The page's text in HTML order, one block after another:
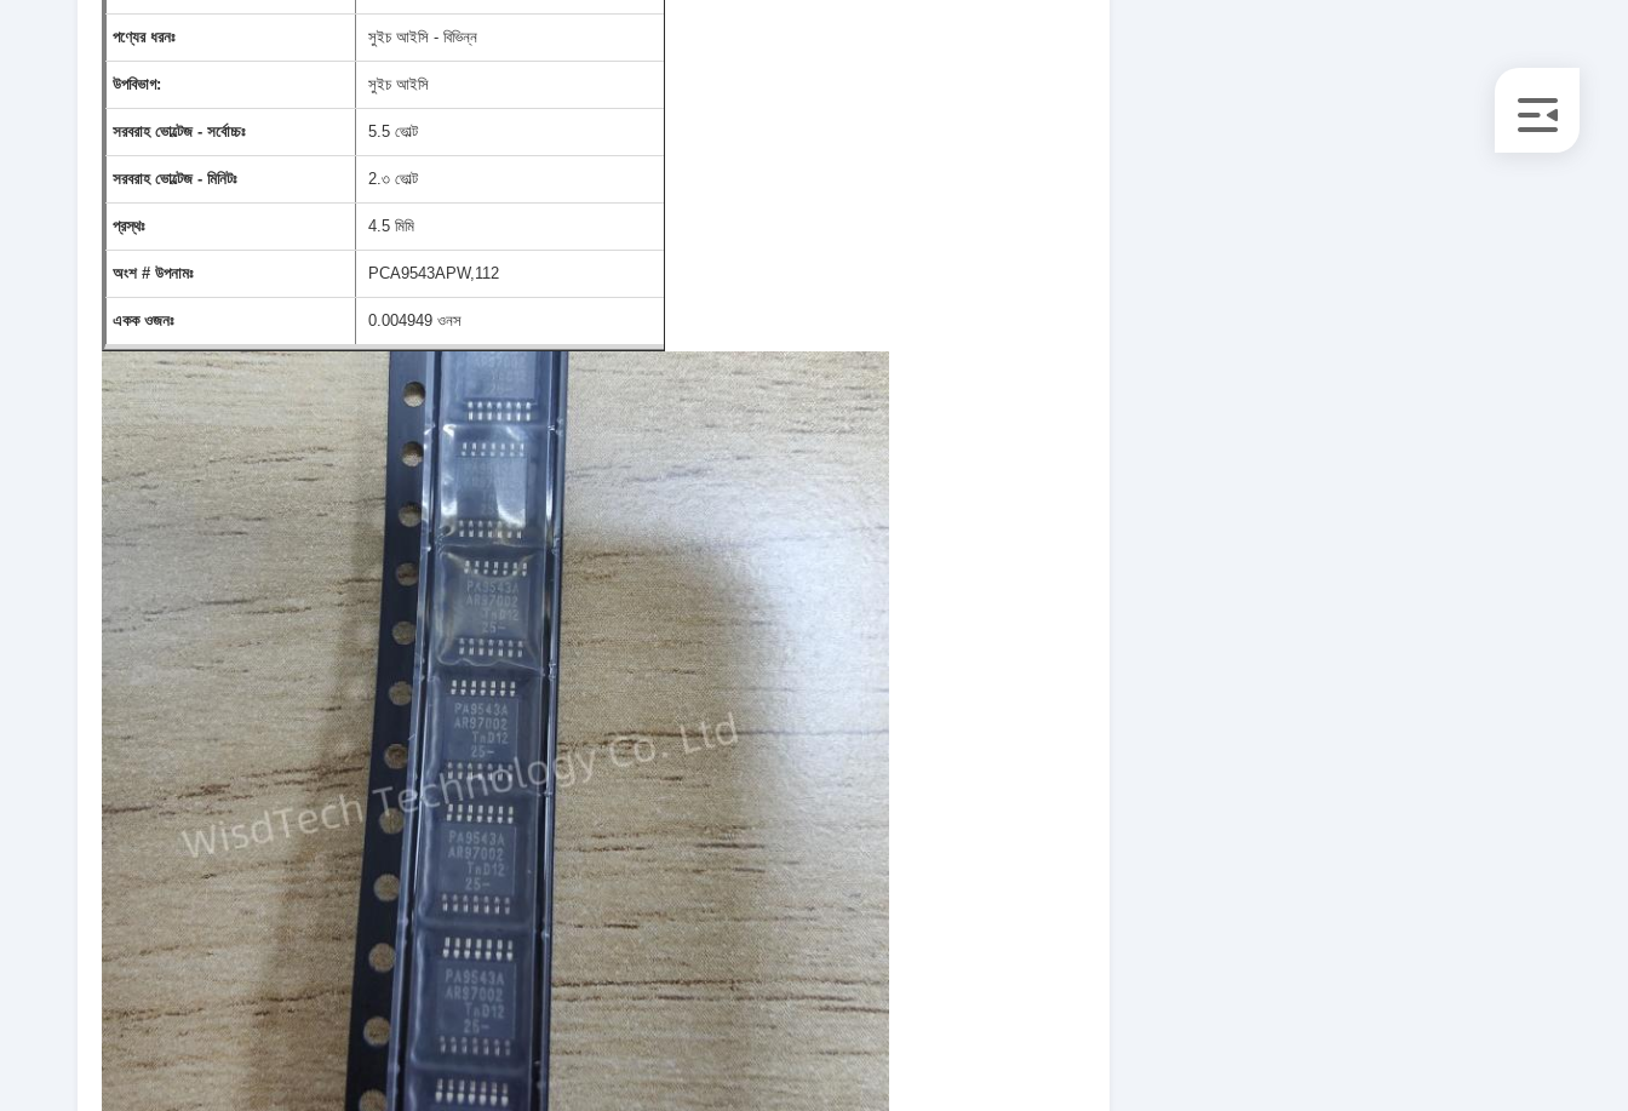
পণ্যের ধরনঃ সুইচ আইসি - বিভিন্ন
উপবিভাগ: সুইচ আইসি
সরবরাহ ভোল্টেজ - সর্বোচ্চঃ 5.5 ভোল্ট
সরবরাহ ভোল্টেজ - মিনিটঃ 2.৩ ভোল্ট
প্রস্থঃ 4.5 মিমি
অংশ # উপনামঃ PCA9543APW,112
একক ওজনঃ 0.004949 ওনস